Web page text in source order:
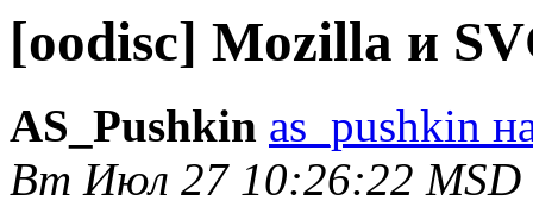
[oodisc] Mozilla и
AS_Pushkin as_pushkin
Вт Июл 27 10:26:22 MSD